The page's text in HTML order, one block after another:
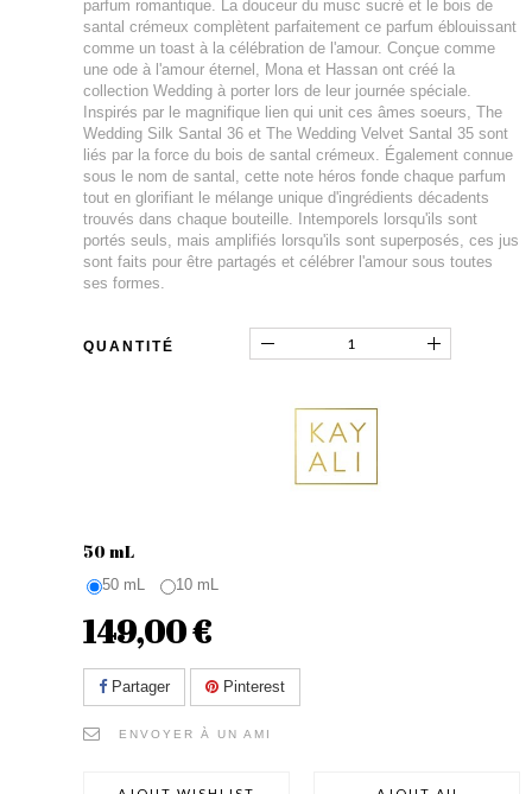
parfum romantique. La douceur du musc sucré et le bois de
santal crémeux complètent parfaitement ce parfum éblouissant
comme un toast à la célébration de l'amour. Conçue comme
une ode à l'amour éternel, Mona et Hassan ont créé la
collection Wedding à porter lors de leur journée spéciale.
Inspirés par le magnifique lien qui unit ces âmes soeurs, The
Wedding Silk Santal 36 et The Wedding Velvet Santal 35 sont
liés par la force du bois de santal crémeux. Également connue
sous le nom de santal, cette note héros fonde chaque parfum
tout en glorifiant le mélange unique d'ingrédients décadents
trouvés dans chaque bouteille. Intemporels lorsqu'ils sont
portés seuls, mais amplifiés lorsqu'ils sont superposés, ces jus
sont faits pour être partagés et célébrer l'amour sous toutes
ses formes.
QUANTITÉ
50 mL
50 mL 10 mL
149,00 €
Partager Pinterest
ENVOYER À UN AMI